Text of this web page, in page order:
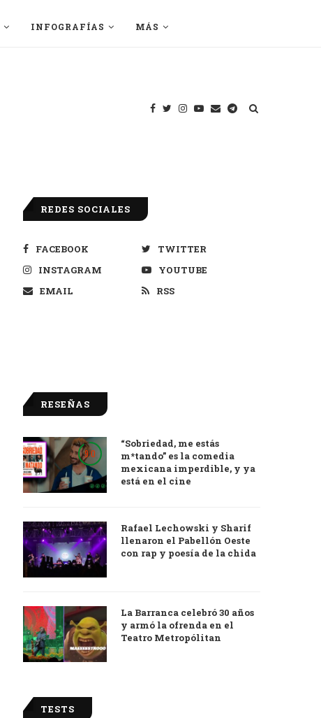
INFOGRAFÍAS MÁS
REDES SOCIALES
FACEBOOK
TWITTER
INSTAGRAM
YOUTUBE
EMAIL
RSS
RESEÑAS
9.0
“Sobriedad, me estás
m*tando” es la comedia
mexicana imperdible, y ya
está en el cine
Rafael Lechowski y Sharif
llenaron el Pabellón Oeste
con rap y poesía de la chida
La Barranca celebró 30 años
y armó la ofrenda en el
Teatro Metropólitan
TESTS